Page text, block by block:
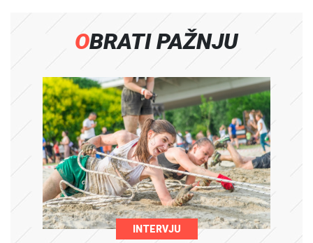
OBRATI PAŽNJU
INTERVJU